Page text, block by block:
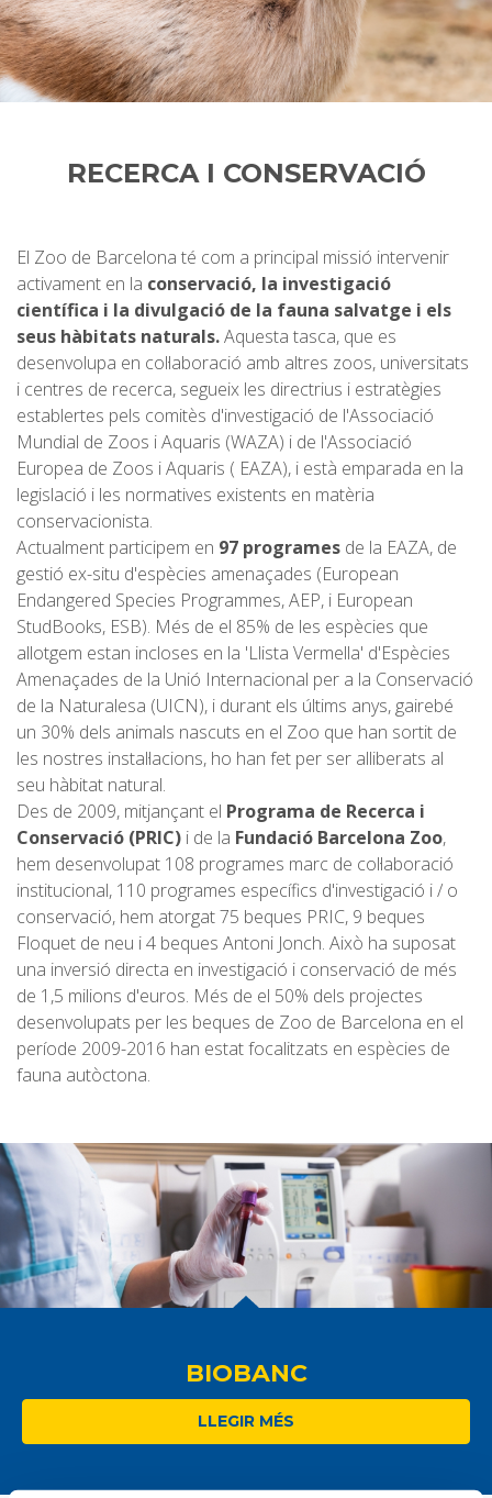
RECERCA I CONSERVACIÓ
El Zoo de Barcelona té com a principal missió intervenir
activament en la conservació, la investigació
científica i la divulgació de la fauna salvatge i els
seus hàbitats naturals.Aquesta tasca, que es
desenvolupa en col·laboració amb altres zoos, universitats
i centres de recerca, segueix les directrius i estratègies
establertes pels comitès d'investigació de l'Associació
Mundial de Zoos i Aquaris (WAZA) i de l'Associació
Europea de Zoos i Aquaris ( EAZA), i està emparada en la
legislació i les normatives existents en matèria
conservacionista.
Actualment participem en 97 programes de la EAZA, de
gestió ex-situ d'espècies amenaçades (European
Endangered Species Programmes, AEP, i European
StudBooks, ESB). Més de el 85% de les espècies que
allotgem estan incloses en la 'Llista Vermella' d'Espècies
Amenaçades de la Unió Internacional per a la Conservació
de la Naturalesa (UICN), i durant els últims anys, gairebé
un 30% dels animals nascuts en el Zoo que han sortit de
les nostres instal·lacions, ho han fet per ser alliberats al
seu hàbitat natural.
Des de 2009, mitjançant el Programa de Recerca i
Conservació (PRIC) i de la Fundació Barcelona Zoo,
hem desenvolupat 108 programes marc de col·laboració
institucional, 110 programes específics d'investigació i / o
conservació, hem atorgat 75 beques PRIC, 9 beques
Floquet de neu i 4 beques Antoni Jonch. Això ha suposat
una inversió directa en investigació i conservació de més
de 1,5 milions d'euros. Més de el 50% dels projectes
desenvolupats per les beques de Zoo de Barcelona en el
període 2009-2016 han estat focalitzats en espècies de
fauna autòctona.
BIOBANC
LLEGIR MÉS